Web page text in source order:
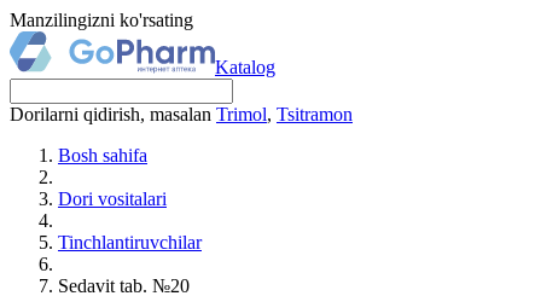
Manzilingizni ko'rsating
Katalog
Dorilarni qidirish, masalan Trimol, Tsitramon
Bosh sahifa
Dori vositalari
Tinchlantiruvchilar
Sedavit tab. №20